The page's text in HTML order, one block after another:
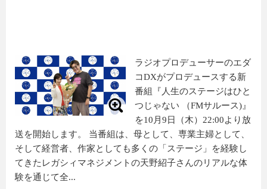
ラジオプロデューサーのエダ
コDXがプロデュースする新
番組『人生のステージはひと
つじゃない （FMサルース)』
を10月9日（木）22:00より放
送を開始します。 当番組は、母として、専業主婦として、
そして経営者、作家としても多くの「ステージ」を経験し
てきたレガシィマネジメントの天野紹子さんのリアルな体
験を通じて全...